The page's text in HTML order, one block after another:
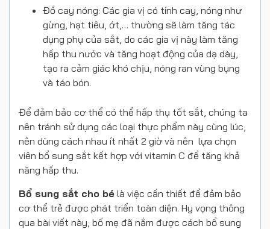
Đồ cay nóng: Các gia vị có tính cay, nóng như
gừng, hạt tiêu, ớt,… thường sẽ làm tăng tác
dụng phụ của sắt, do các gia vị này làm tăng
hấp thu nước và tăng hoạt động của dạ dày,
tạo ra cảm giác khó chịu, nóng ran vùng bụng
và táo bón.
Để đảm bảo cơ thể có thể hấp thụ tốt sắt, chúng ta
nên tránh sử dụng các loại thực phẩm này cùng lúc,
nên dùng cách nhau ít nhất 2 giờ và nên lựa chọn
viên bổ sung sắt kết hợp với vitamin C để tăng khả
năng hấp thu.
Bổ sung sắt cho bé là việc cần thiết để đảm bảo
cơ thể trẻ được phát triển toàn diện. Hy vọng thông
qua bài viết này, bố mẹ đã nắm được cách bổ sung